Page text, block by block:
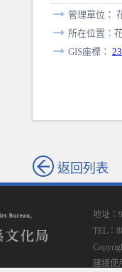
管理單位：
所在位置：
GIS座標：
返回列表
地址：
TEL：
建議使